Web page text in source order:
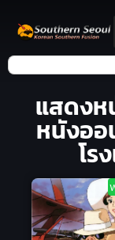
แสดงห
หนังออ
โร